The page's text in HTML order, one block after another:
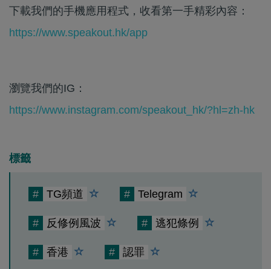
下載我們的手機應用程式，收看第一手精彩內容：
https://www.speakout.hk/app
瀏覽我們的IG：
https://www.instagram.com/speakout_hk/?hl=zh-hk
標籤
# TG頻道 # Telegram
# 反修例風波 # 逃犯條例
# 香港 # 認罪